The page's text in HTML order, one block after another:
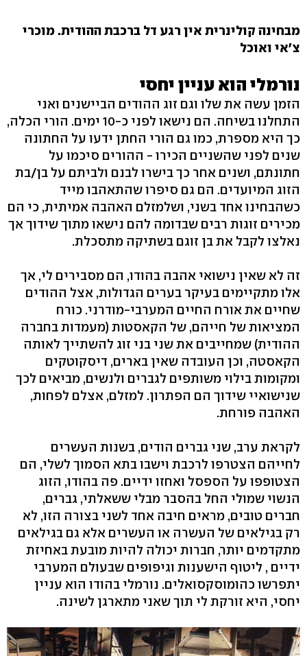
מבחינה קולינרית אין רגע דל ברכבת ההודית. מוכרי
צ'אי ואוכל
נורמלי הוא עניין יחסי
הזמן עשה את שלו וגם זוג ההודים הביישנים ואני
התחלנו בשיחה. הם נישאו לפני כ-10 ימים. הורי הכלה,
כך היא מספרת, כמו גם הורי החתן ידעו על החתונה
שנים לפני שהשניים הכירו - ההורים סיכמו על
חתונתם, ושנים אחר כך בישרו לבנם ולביתם על בן/בת
הזוג המיועדים. הם גם סיפרו שהתאהבו מייד
כשהבחינו אחד בשני, ושלמזלם האהבה אמיתית, כי הם
מכירים זוגות רבים שבדומה להם נישאו מתוך שידוך אך
נאלצו לקבל את בן זוגם בשתיקה מתסכלת.
זה לא שאין נישואי אהבה בהודו, הם מסבירים לי, אך
אלו מתקיימים בעיקר בערים הגדולות, אצל ההודים
שחיים את אורח החיים המערבי-מודרני. כורח
המציאות של חייהם, של הקאסטות (מעמדות בחברה
ההודית) שמחייבים את שני בני זוג להשתייך לאותה
הקאסטה, וכן העובדה שאין בארים, דיסקוטקים
ומקומות בילוי משותפים לגברים ולנשים, מביאים לכך
שנישואיי שידוך הם הפתרון. למזלם, אצלם לפחות,
האהבה פורחת.
לקראת ערב, שני גברים הודים, בשנות העשרים
לחייהם הצטרפו לרכבת וישבו בתא הסמוך לשלי, הם
הצטופפו על הספסל ואחזו ידיים. פה בהודו, הזוג
הנשוי שמולי החל בהסבר מבלי ששאלתי, גברים,
חברים טובים, מראים חיבה אחד לשני בצורה הזו, לא
רק בגילאים של העשרה או העשרים אלא גם בגילאים
מתקדמים יותר, חברות יכולה להיות מובעת באחיזת
ידיים , ליטוף הישענות וגיפופים שבעולם המערבי
יתפרשו כהומוסקסואלים. נורמלי בהודו הוא עניין
יחסי, היא זורקת לי תוך שאני מתארגן לשינה.